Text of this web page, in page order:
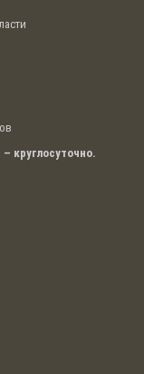
бутылок,
для коктейлей
аккуратно
при смешивании
для измерения
собой два мерных
круглосуточно.